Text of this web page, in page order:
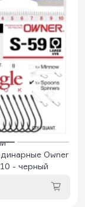
Owner
- черный